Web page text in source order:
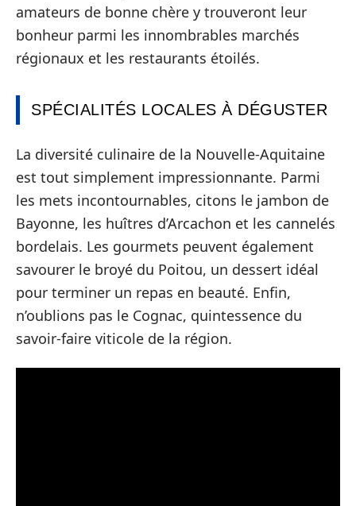
amateurs de bonne chère y trouveront leur
bonheur parmi les innombrables marchés
régionaux et les restaurants étoilés.
SPÉCIALITÉS LOCALES À DÉGUSTER
La diversité culinaire de la Nouvelle-Aquitaine
est tout simplement impressionnante. Parmi
les mets incontournables, citons le jambon de
Bayonne, les huîtres d’Arcachon et les cannelés
bordelais. Les gourmets peuvent également
savourer le broyé du Poitou, un dessert idéal
pour terminer un repas en beauté. Enfin,
n’oublions pas le Cognac, quintessence du
savoir-faire viticole de la région.